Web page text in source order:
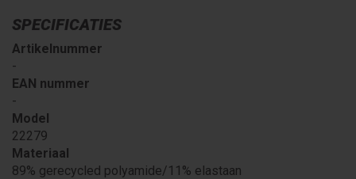
SPECIFICATIES
Artikelnummer
-
EAN nummer
-
Model
22279
Materiaal
89% gerecycled polyamide/11% elastaan